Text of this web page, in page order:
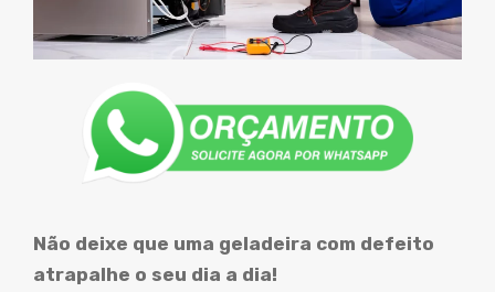
Não deixe que uma geladeira com defeito
atrapalhe o seu dia a dia!